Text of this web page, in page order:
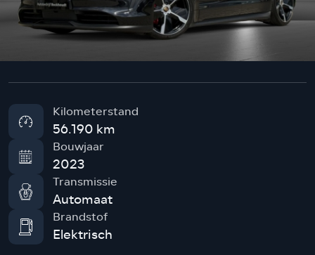
Kilometerstand
56.190 km
Bouwjaar
2023
Transmissie
Automaat
Brandstof
Elektrisch